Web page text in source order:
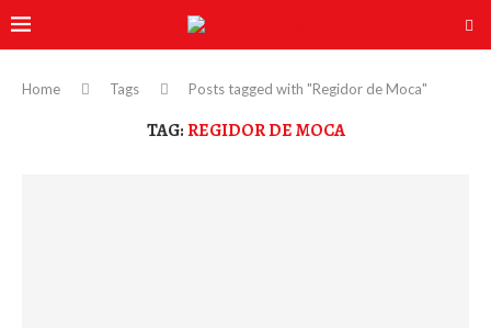
Home Tags Posts tagged with "Regidor de Moca"
TAG:REGIDOR DE MOCA